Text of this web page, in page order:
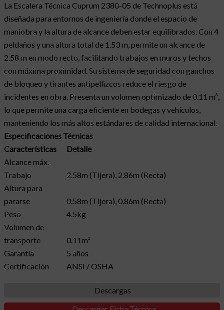
La Escalera Técnica Cuprum 2380-05 de Technoplus está
diseñada para entornos de ingeniería donde el espacio de
maniobra y la altura de alcance deben estar equilibrados. Con 4
peldaños y una altura total de 1.53 m, permite un alcance de
2.58 m en modo recto, facilitando trabajos en muros y techos
con máxima proximidad. Su sistema de seguridad con ganchos
de bloqueo y tirantes antipellizcos reduce el riesgo de
incidentes en obra. Presenta un volumen optimizado de 0.11 m³,
lo que permite una carga eficiente en bodegas y vehículos,
manteniendo los más altos estándares de calidad internacional.
Especificaciones Técnicas
Características
Detalle
Alcance máx.
Trabajo
2.58m (Tijera), 2.86m (Recta)
Altura para
pararse
0.58m (Tijera), 0.86m (Recta)
Peso
4.5kg
Volumen de
transporte
0.11m³
Garantía
5 años
Certificación
ANSI / OSHA
Descargas